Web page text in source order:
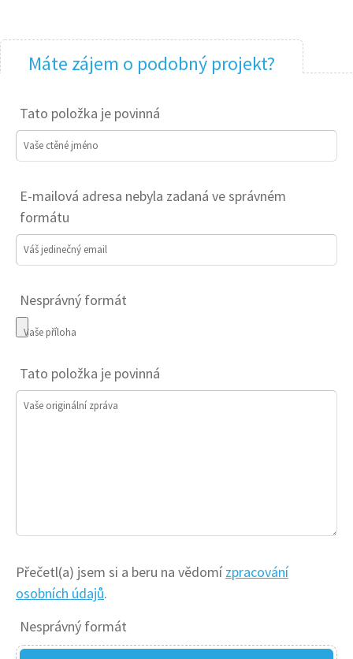
Máte zájem o podobný projekt?
Tato položka je povinná
Vaše ctěné jméno
E-mailová adresa nebyla zadaná ve správném
formátu
Váš jedinečný email
Nesprávný formát
Vaše příloha
Tato položka je povinná
Vaše originální zpráva
Přečetl(a) jsem si a beru na vědomí zpracování
osobních údajů.
Nesprávný formát